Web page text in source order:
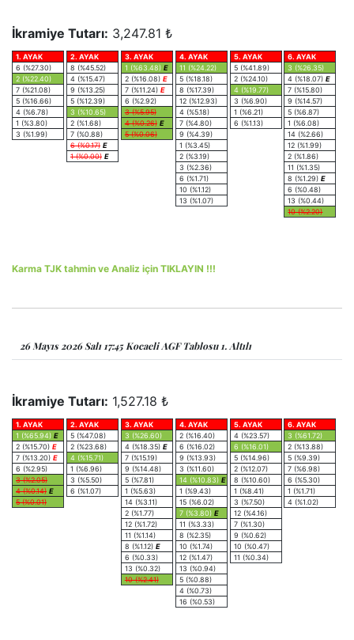
İkramiye Tutarı: 3,247.81 ₺
1. AYAK
6 (%27.30)
2 (%22.40)
7 (%21.08)
5 (%16.66)
4 (%6.78)
1 (%3.80)
3 (%1.99)
2. AYAK
8 (%45.52)
4 (%15.47)
9 (%13.25)
5 (%12.39)
3 (%10.65)
2 (%1.68)
7 (%0.88)
6 (%0.17) E
1 (%0.00) E
3. AYAK
1 (%63.48) E
2 (%16.08) E
7 (%11.24) E
6 (%2.92)
3 (%5.95)
4 (%0.26) E
5 (%0.06)
4. AYAK
11 (%24.22)
5 (%18.18)
8 (%17.39)
12 (%12.93)
4 (%5.18)
7 (%4.80)
9 (%4.39)
1 (%3.45)
2 (%3.19)
3 (%2.36)
6 (%1.71)
10 (%1.12)
13 (%1.07)
5. AYAK
5 (%41.89)
2 (%24.10)
4 (%19.77)
3 (%6.90)
1 (%6.21)
6 (%1.13)
6. AYAK
3 (%26.35)
4 (%18.07) E
7 (%15.80)
9 (%14.57)
5 (%6.87)
1 (%6.08)
14 (%2.66)
12 (%1.99)
2 (%1.86)
11 (%1.35)
8 (%1.29) E
6 (%0.48)
13 (%0.44)
10 (%2.20)
Karma TJK tahmin ve Analiz için TIKLAYIN !!!
26 Mayıs 2026 Salı 17:45 Kocaeli AGF Tablosu 1. Altılı
İkramiye Tutarı: 1,527.18 ₺
1. AYAK
1 (%65.94) E
2 (%15.70) E
7 (%13.20) E
6 (%2.95)
3 (%2.05)
4 (%0.14) E
5 (%0.01)
2. AYAK
5 (%47.08)
2 (%23.68)
4 (%15.71)
1 (%6.96)
3 (%5.50)
6 (%1.07)
3. AYAK
3 (%26.60)
4 (%18.35) E
7 (%15.19)
9 (%14.48)
5 (%7.81)
1 (%5.63)
14 (%3.11)
2 (%1.77)
12 (%1.72)
11 (%1.14)
8 (%1.12) E
6 (%0.33)
13 (%0.32)
10 (%2.41)
4. AYAK
2 (%16.40)
6 (%16.02)
9 (%13.93)
3 (%11.60)
14 (%10.83) E
1 (%9.43)
15 (%6.02)
7 (%3.80) E
11 (%3.33)
8 (%2.35)
10 (%1.74)
12 (%1.47)
13 (%0.94)
5 (%0.88)
4 (%0.73)
16 (%0.53)
5. AYAK
4 (%23.57)
6 (%16.01)
5 (%14.96)
2 (%12.07)
8 (%10.60)
1 (%8.41)
3 (%7.50)
12 (%4.16)
7 (%1.30)
9 (%0.62)
10 (%0.47)
11 (%0.34)
6. AYAK
3 (%61.72)
2 (%13.88)
5 (%9.39)
7 (%6.98)
6 (%5.30)
1 (%1.71)
4 (%1.02)